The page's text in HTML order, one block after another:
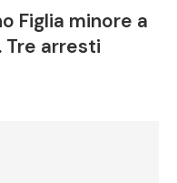
Figlia minore a
Tre arresti